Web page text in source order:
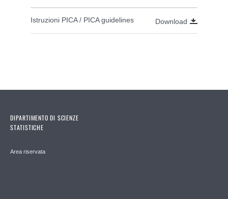
Istruzioni PICA / PICA guidelines Download
DIPARTIMENTO DI SCIENZE
STATISTICHE
Area riservata